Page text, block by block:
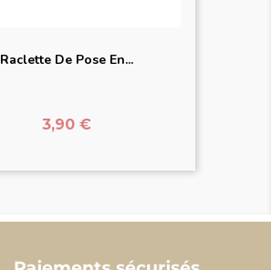
Raclette De Pose En...
Prix
3,90 €